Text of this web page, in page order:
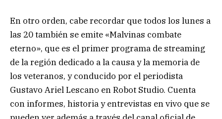
En otro orden, cabe recordar que todos los lunes a
las 20 también se emite «Malvinas combate
eterno», que es el primer programa de streaming
de la región dedicado a la causa y la memoria de
los veteranos, y conducido por el periodista
Gustavo Ariel Lescano en Robot Studio. Cuenta
con informes, historia y entrevistas en vivo que se